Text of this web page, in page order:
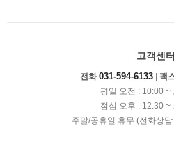
고객센터
전화 031-594-6133| 팩
평일 오전 : 10:00 ~
점심 오후 : 12:30 ~
주말/공휴일 휴무 (전화상